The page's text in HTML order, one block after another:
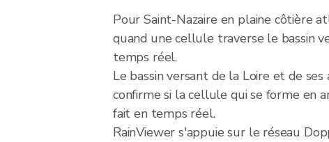
Pour Saint-Nazaire en plaine côtière
quand une cellule traverse le bassin
temps réel.
Le bassin versant de la Loire et de
confirme si la cellule qui se forme en
fait en temps réel.
RainViewer s'appuie sur le réseau